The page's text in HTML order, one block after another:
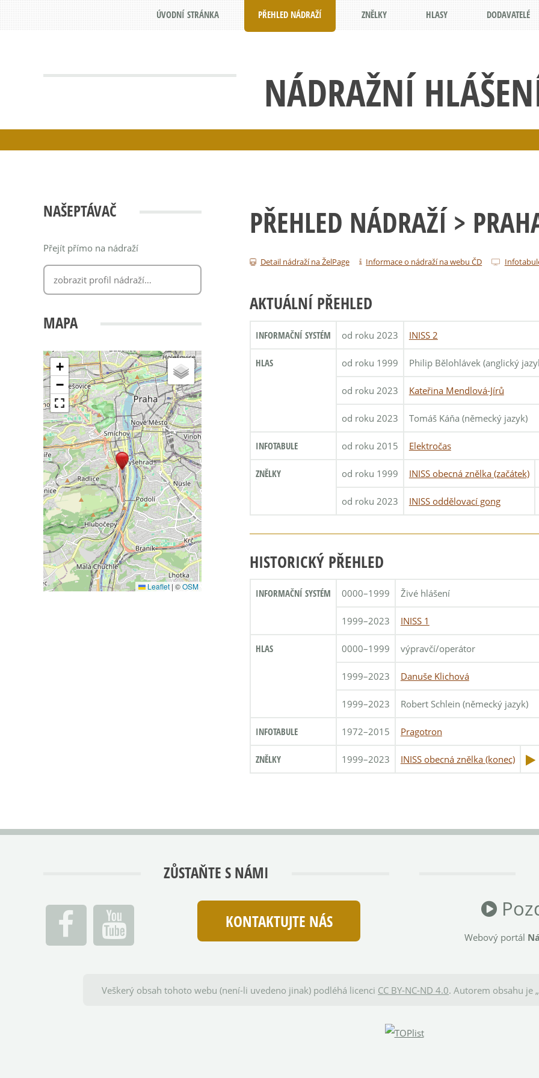
NÁDRAŽNÍ
ÚVODNÍ STRÁNKA PŘEHLED NÁDRAŽÍ ZNĚLKY HLASY DODAVATELÉ
NAŠEPTÁVAČ
Přejít přímo na nádraží
MAPA
+
−
Leaflet | ©OSM
PŘEHLED NÁDRAŽÍ >
Detail nádraží na ŽelPage Informace o nádraží na webu ČD
AKTUÁLNÍ PŘEHLED
INFORMAČNÍ SYSTÉM od roku 2023 INISS 2
HLAS od roku 1999 Philip Bělohlávek (anglický
od roku 2023 Kateřina Mendlová-Jírů
od roku 2023 Tomáš Káňa (německý jazyk)
INFOTABULE od roku 2015 Elektročas
ZNĚLKY od roku 1999 INISS obecná znělka (začátek)
od roku 2023 INISS oddělovací gong
HISTORICKÝ PŘEHLED
INFORMAČNÍ SYSTÉM 0000–1999 Živé hlášení
1999–2023 INISS 1
HLAS 0000–1999 výpravčí/operátor
1999–2023 Danuše Klichová
1999–2023 Robert Schlein (německý jazyk)
INFOTABULE 1972–2015 Pragotron
ZNĚLKY 1999–2023 INISS obecná znělka (konec)
ZŮSTAŇTE S NÁMI
KONTAKTUJTE NÁS
Webový portál
Veškerý obsah tohoto webu (není-li uvedeno jinak) podléhá licenci CC BY-NC-ND 4.0. Autorem obsahu je